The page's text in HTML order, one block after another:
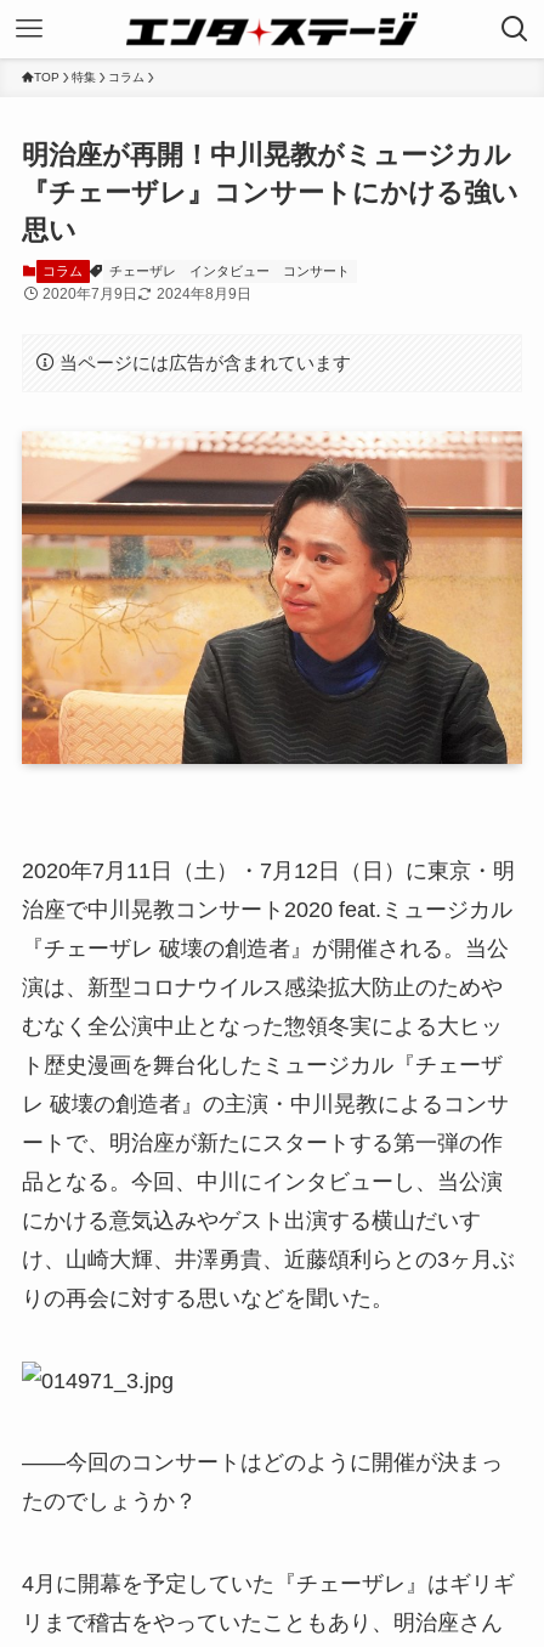
TOP 特集 コラム
明治座が再開！中川晃教がミュージカル
『チェーザレ』コンサートにかける強い
思い
コラム チェーザレ インタビュー コンサート
2020年7月9日 2024年8月9日
当ページには広告が含まれています
2020年7月11日（土）・7月12日（日）に東京・明
治座で中川晃教コンサート2020 feat.ミュージカル
『チェーザレ 破壊の創造者』が開催される。当公
演は、新型コロナウイルス感染拡大防止のためや
むなく全公演中止となった惣領冬実による大ヒッ
ト歴史漫画を舞台化したミュージカル『チェーザ
レ 破壊の創造者』の主演・中川晃教によるコンサ
ートで、明治座が新たにスタートする第一弾の作
品となる。今回、中川にインタビューし、当公演
にかける意気込みやゲスト出演する横山だいす
け、山崎大輝、井澤勇貴、近藤頌利らとの3ヶ月ぶ
りの再会に対する思いなどを聞いた。
――今回のコンサートはどのように開催が決まっ
たのでしょうか？
4月に開幕を予定していた『チェーザレ』はギリギ
リまで稽古をやっていたこともあり、明治座さん